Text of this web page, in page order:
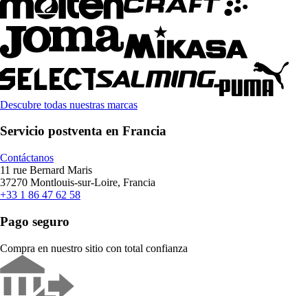
Descubre todas nuestras marcas
Servicio postventa en Francia
Contáctanos
11 rue Bernard Maris
37270 Montlouis-sur-Loire, Francia
+33 1 86 47 62 58
Pago seguro
Compra en nuestro sitio con total confianza